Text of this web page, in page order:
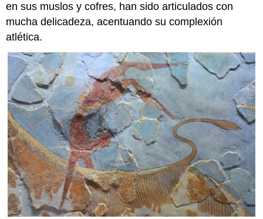
en sus muslos y cofres, han sido articulados con
mucha delicadeza, acentuando su complexión
atlética.